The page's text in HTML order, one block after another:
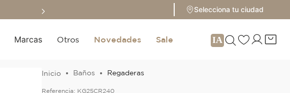
Selecciona tu ciudad
Marcas Otros Novedades Sale
Baños Regaderas
Referencia: KG25CR240